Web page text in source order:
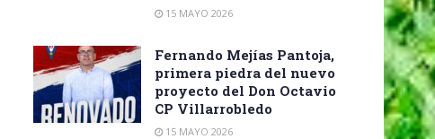
15 MAYO 2026
Fernando Mejías Pantoja,
primera piedra del nuevo
proyecto del Don Octavio
CP Villarrobledo
15 MAYO 2026